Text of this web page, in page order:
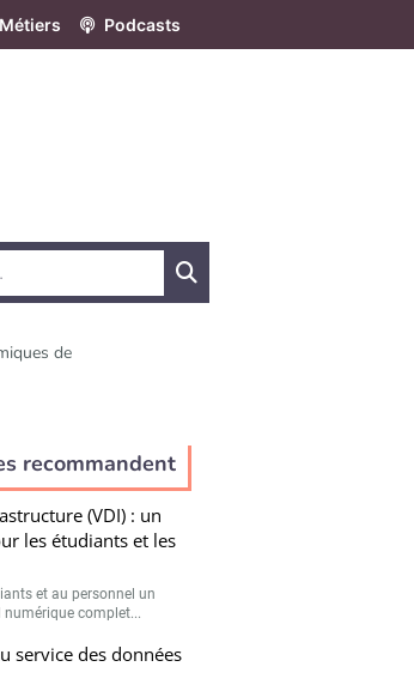
Métiers Podcasts
de
recommandent
(VDI) : un
les étudiants et les
et au personnel un
complet...
service des données